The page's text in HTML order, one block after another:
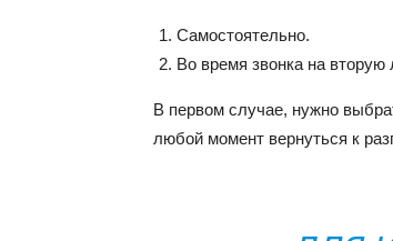
Самостоятельно.
Во время звонка на вторую
В первом случае, нужно
любой момент вернуться к